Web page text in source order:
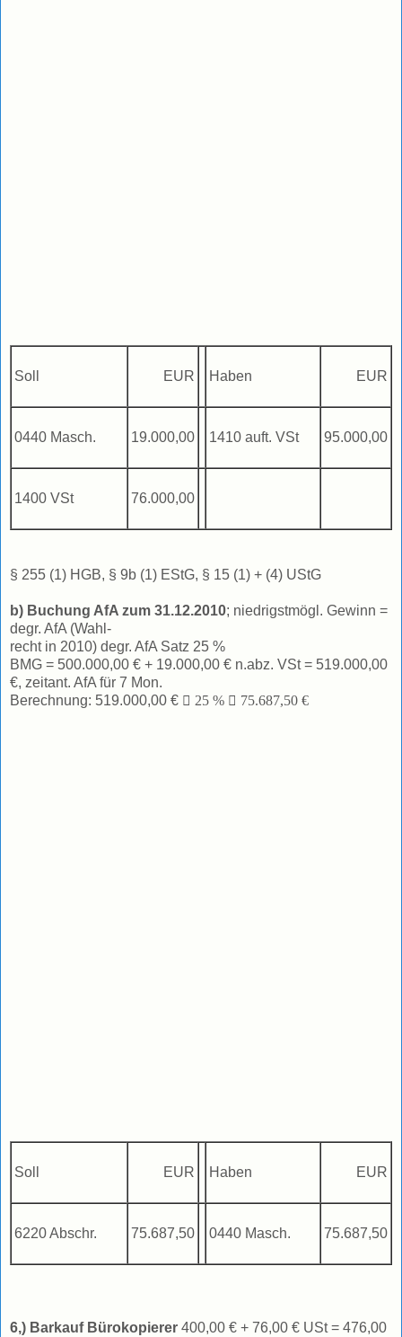
Soll EUR Haben EUR
0440 Masch. 19.000,00 1410 auft. VSt 95.000,00
1400 VSt 76.000,00
§ 255 (1) HGB, § 9b (1) EStG, § 15 (1) + (4) UStG
b) Buchung AfA zum 31.12.2010; niedrigstmögl. Gewinn =
degr. AfA (Wahl-
recht in 2010) degr. AfA Satz 25 %
BMG = 500.000,00 € + 19.000,00 € n.abz. VSt = 519.000,00
€, zeitant. AfA für 7 Mon.
Berechnung: 519.000,00 €  25 %  75.687,50 €
Soll EUR Haben EUR
6220 Abschr. 75.687,50 0440 Masch. 75.687,50
6,) Barkauf Bürokopierer 400,00 € + 76,00 € USt = 476,00